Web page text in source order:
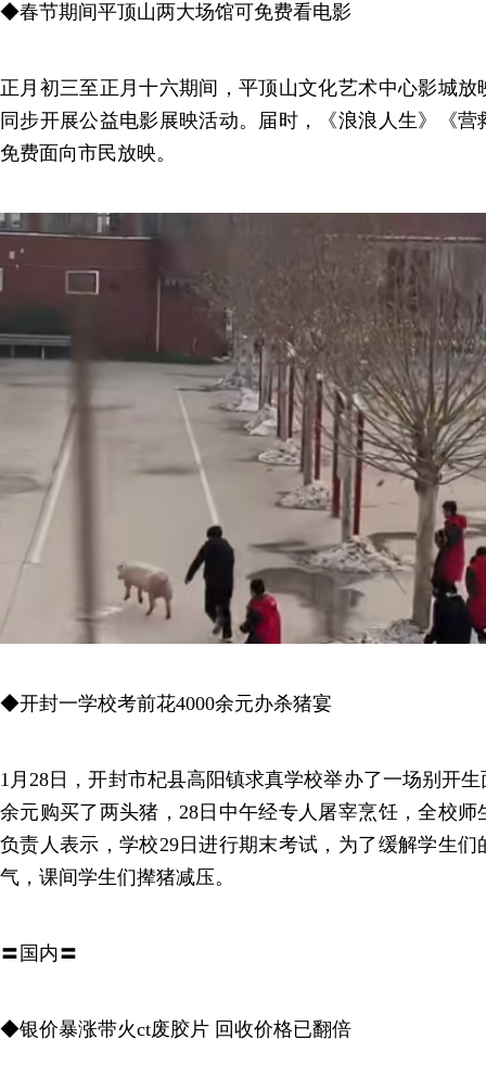
◆春节期间平顶山两大场馆可免费看电影
正月初三至正月十六期间，平顶山文化艺术中心影城
同步开展公益电影展映活动。届时，《浪浪人生》《
免费面向市民放映。
◆开封一学校考前花4000余元办杀猪宴
1月28日，开封市杞县高阳镇求真学校举办了一场别开
余元购买了两头猪，28日中午经专人屠宰烹饪，全校
负责人表示，学校29日进行期末考试，为了缓解学生
气，课间学生们撵猪减压。
〓国内〓
◆银价暴涨带火ct废胶片 回收价格已翻倍